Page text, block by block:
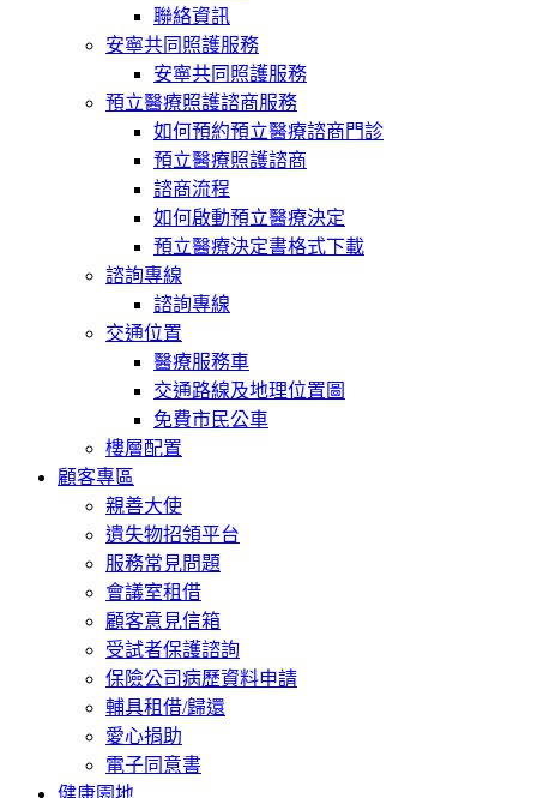
聯絡資訊
安寧共同照護服務
安寧共同照護服務
預立醫療照護諮商服務
如何預約預立醫療諮商門診
預立醫療照護諮商
諮商流程
如何啟動預立醫療決定
預立醫療決定書格式下載
諮詢專線
諮詢專線
交通位置
醫療服務車
交通路線及地理位置圖
免費市民公車
樓層配置
顧客專區
親善大使
遺失物招領平台
服務常見問題
會議室租借
顧客意見信箱
受試者保護諮詢
保險公司病歷資料申請
輔具租借/歸還
愛心捐助
電子同意書